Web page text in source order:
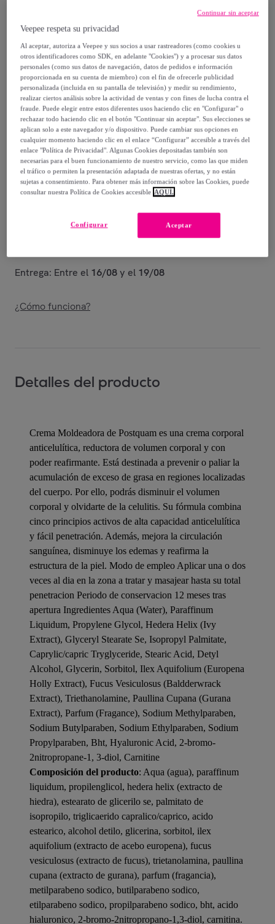
Modelo: crema moldeadora 200
10,99 €
21,90 €
-49%
Vendido porPostquam Cosmetic
Entrega
Gratis desde 39,99 € de compra
Entrega: Entre el 16/08y el 19/08
¿Cómo funciona?
Detalles del producto
Crema Moldeadora de Postquam es una crema corporal
anticelulítica, reductora de volumen corporal y con
poder reafirmante. Está destinada a prevenir o paliar la
acumulación de exceso de grasa en regiones localizadas
del cuerpo. Por ello, podrás disminuir el volumen
corporal y olvidarte de la celulitis. Su fórmula combina
cinco principios activos de alta capacidad anticelulítica
y fácil penetración. Además, mejora la circulación
sanguínea, disminuye los edemas y reafirma la
estructura de la piel. Modo de empleo Aplicar una o dos
veces al dia en la zona a tratar y masajear hasta su total
penetracion Periodo de conservacion 12 meses tras
apertura Ingredientes Aqua (Water), Paraffinum
Liquidum, Propylene Glycol, Hedera Helix (Ivy
Extract), Glyceryl Stearate Se, Isopropyl Palmitate,
Caprylic/capric Tryglyceride, Stearic Acid, Detyl
Alcohol, Glycerin, Sorbitol, Ilex Aquifolium (Europena
Holly Extract), Fucus Vesiculosus (Baldderwrack
Extract), Triethanolamine, Paullina Cupana (Gurana
Extract), Parfum (Fragance), Sodium Methylparaben,
Sodium Butylparaben, Sodium Ethylparaben, Sodium
Propylparaben, Bht, Hyaluronic Acid, 2-bromo-
2nitropropane-1, 3-diol, Carnitine
Composición del producto: Aqua (agua), paraffinum
liquidum, propilenglicol, hedera helix (extracto de
hiedra), estearato de glicerilo se, palmitato de
isopropilo, triglicaerido capralico/caprico, acido
estearico, alcohol detilo, glicerina, sorbitol, ilex
aquifolium (extracto de acebo europena), fucus
vesiculosus (extracto de fucus), trietanolamina, paullina
cupana (extracto de gurana), parfum (fragancia),
metilparabeno sodico, butilparabeno sodico,
etilparabeno sodico, propilparabeno sodico, bht, acido
hialuronico, 2-bromo-2nitropropano-1,3-diol, carnitina.
Veepee respeta su privacidad
Al aceptar, autoriza a Veepee y sus socios a usar rastreadores (como cookies u
otros identificadores como SDK, en adelante "Cookies") y a procesar sus datos
personales (como sus datos de navegación, datos de pedidos e información
proporcionada en su cuenta de miembro) con el fin de ofrecerle publicidad
personalizada (incluida en su pantalla de televisión) y medir su rendimiento,
realizar ciertos análisis sobre la actividad de ventas y con fines de lucha contra el
fraude. Puede elegir entre estos diferentes usos haciendo clic en "Configurar" o
rechazar todo haciendo clic en el botón "Continuar sin aceptar". Sus elecciones se
aplican solo a este navegador y/o dispositivo. Puede cambiar sus opciones en
cualquier momento haciendo clic en el enlace “Configurar” accesible a través del
enlace "Política de Privacidad". Algunas Cookies depositadas también son
necesarias para el buen funcionamiento de nuestro servicio, como las que miden
el tráfico o permiten la presentación adaptada de nuestras ofertas, y no están
sujetas a consentimiento. Para obtener más información sobre las Cookies, puede
consultar nuestra Política de Cookies accesible AQUÍ.
Aceptar
Configurar
Continuar sin aceptar